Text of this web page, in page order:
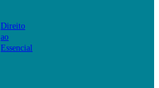
Direito
ao
Essencial